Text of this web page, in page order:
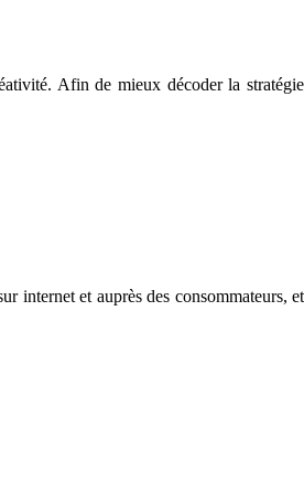
Afin de mieux décoder la stratégie
internet et auprès des consommateurs, et